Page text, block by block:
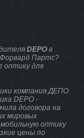
DEPOв
Партс?
оптику для
компания ДЕПО
DEPO -
договора на
мировых
оптику
цены по